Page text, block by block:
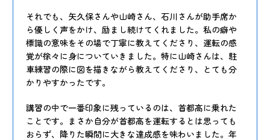
それでも、矢久保さんや山崎さん、石川さんが助手席か
ら優しく声をかけ、励まし続けてくれました。私の癖や
標識の意味をその場で丁寧に教えてくださり、運転の感
覚が徐々に身についていきました。特に山崎さんは、駐
車練習の際に図を描きながら教えてくださり、とても分
かりやすかったです。
講習の中で一番印象に残っているのは、首都高に乗れた
ことです。まさか自分が首都高を運転するとは思っても
おらず、降りた瞬間に大きな達成感を味わいました。年